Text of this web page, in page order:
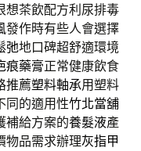
想茶飲配方利尿排毒
發作時有些人會選擇
弛地口碑超舒適環境
痕藥膏正常健康飲食
推薦塑料軸承用塑料
同的適用性竹北當舖
補給方案的養髮液產
物品需求辦理灰指甲